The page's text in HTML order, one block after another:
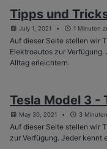
Tipps und
July 1, 2021 1 Minuten
Auf dieser Seite stellen wir
Elektroautos zur
Alltag erleichtern.
Tesla Model 3 -
May 30, 2021 3
Auf dieser Seite stellen wir
zur Verfügung. Jeder kennt